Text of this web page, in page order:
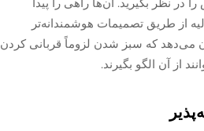
از طریق تصمیمات هوشمندانه‌تر
می‌دهد که سبز شدن لزوماً قربانی کردن
از آن الگو بگیرند.